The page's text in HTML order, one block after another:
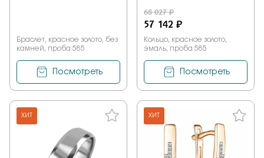
Браслет, красное золото, без
камней, проба 585
Посмотреть
68 027 ₽
57 142 ₽
Кольцо, красное золото,
эмаль, проба 585
Посмотреть
ХИТ ХИТ